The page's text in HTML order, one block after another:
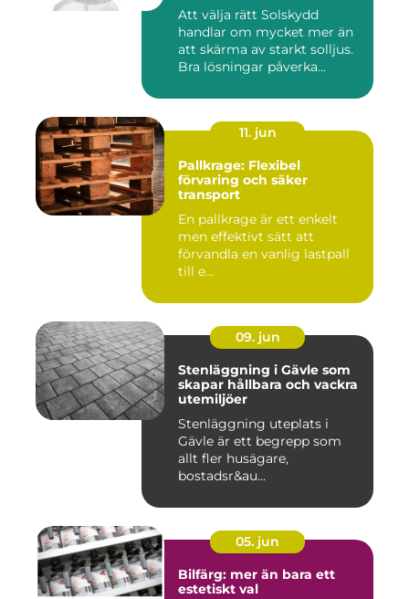
Att välja rätt Solskydd
handlar om mycket mer än
att skärma av starkt solljus.
Bra lösningar påverka...
11. jun
Pallkrage: Flexibel
förvaring och säker
transport
En pallkrage är ett enkelt
men effektivt sätt att
förvandla en vanlig lastpall
till e...
09. jun
Stenläggning i Gävle som
skapar hållbara och vackra
utemiljöer
Stenläggning uteplats i
Gävle är ett begrepp som
allt fler husägare,
bostadsr&au...
05. jun
Bilfärg: mer än bara ett
estetiskt val